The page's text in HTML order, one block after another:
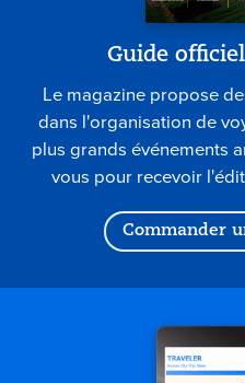
Guide
Le magazine propose
dans l'organisation de
plus grands événements
vous pour recevoir
Commander